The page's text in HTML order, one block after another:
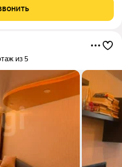
Окна квартиры смотрят во
из 5